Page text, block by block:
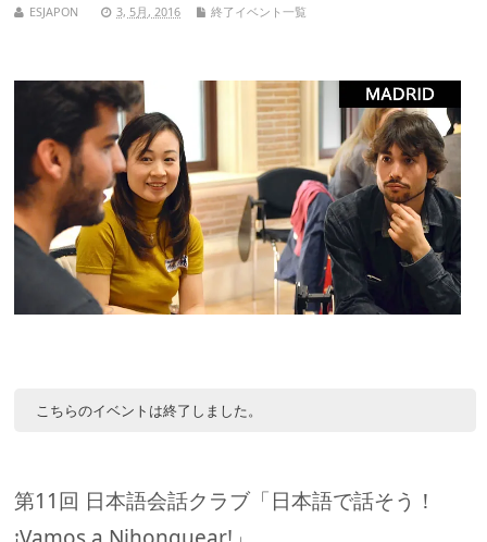
ESJAPON 3, 5月, 2016 終了イベント一覧
こちらのイベントは終了しました。
第11回 日本語会話クラブ「日本語で話そう！